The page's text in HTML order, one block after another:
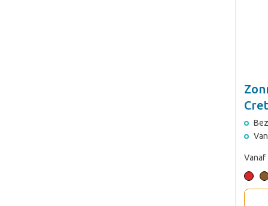
Vanaf